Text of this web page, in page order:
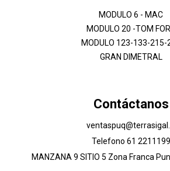
MODULO 6 - MAC
MODULO 20 -TOM
MODULO 123-133-215-
GRAN DIMETRAL
Contáctanos
Telefono 61 2211199
MANZANA 9 SITIO 5 Zona Franca